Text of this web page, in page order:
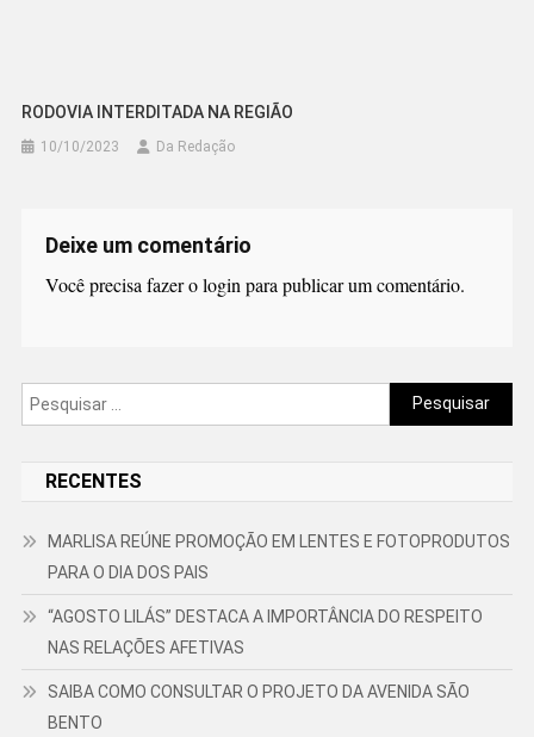
RODOVIA INTERDITADA NA REGIÃO
10/10/2023 Da Redação
Deixe um comentário
Você precisa fazer ologin para publicar um comentário.
Pesquisar
por:
RECENTES
MARLISA REÚNE PROMOÇÃO EM LENTES E FOTOPRODUTOS
PARA O DIA DOS PAIS
“AGOSTO LILÁS” DESTACA A IMPORTÂNCIA DO RESPEITO
NAS RELAÇÕES AFETIVAS
SAIBA COMO CONSULTAR O PROJETO DA AVENIDA SÃO
BENTO